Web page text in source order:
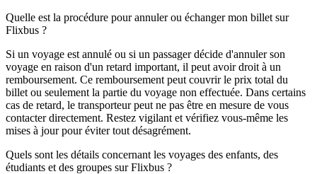
Quelle est la procédure pour annuler ou échanger mon billet sur
Flixbus ?
Si un voyage est annulé ou si un passager décide d'annuler son
voyage en raison d'un retard important, il peut avoir droit à un
remboursement. Ce remboursement peut couvrir le prix total du
billet ou seulement la partie du voyage non effectuée. Dans certains
cas de retard, le transporteur peut ne pas être en mesure de vous
contacter directement. Restez vigilant et vérifiez vous-même les
mises à jour pour éviter tout désagrément.
Quels sont les détails concernant les voyages des enfants, des
étudiants et des groupes sur Flixbus ?